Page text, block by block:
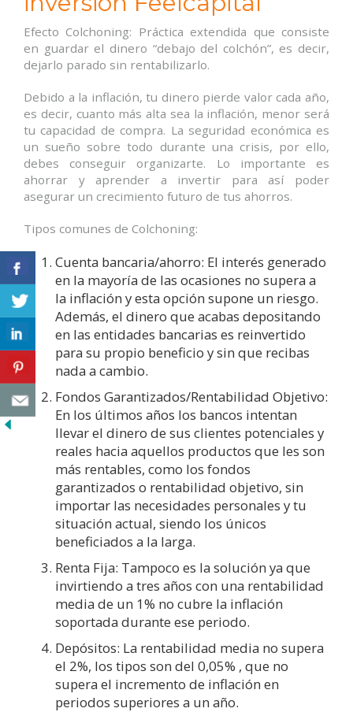
Efecto Colchoning: Práctica extendida que consiste
en guardar el dinero “debajo del colchón”, es decir,
dejarlo parado sin rentabilizarlo.
Debido a la inflación, tu dinero pierde valor cada año,
es decir, cuanto más alta sea la inflación, menor será
tu capacidad de compra. La seguridad económica es
un sueño sobre todo durante una crisis, por ello,
debes conseguir organizarte. Lo importante es
ahorrar y aprender a invertir para así poder
asegurar un crecimiento futuro de tus ahorros.
Tipos comunes de Colchoning:
Cuenta bancaria/ahorro: El interés generado
en la mayoría de las ocasiones no supera a
la inflación y esta opción supone un riesgo.
Además, el dinero que acabas depositando
en las entidades bancarias es reinvertido
para su propio beneficio y sin que recibas
nada a cambio.
Fondos Garantizados/Rentabilidad Objetivo:
En los últimos años los bancos intentan
llevar el dinero de sus clientes potenciales y
reales hacia aquellos productos que les son
más rentables, como los fondos
garantizados o rentabilidad objetivo, sin
importar las necesidades personales y tu
situación actual, siendo los únicos
beneficiados a la larga.
Renta Fija: Tampoco es la solución ya que
invirtiendo a tres años con una rentabilidad
media de un 1% no cubre la inflación
soportada durante ese periodo.
Depósitos: La rentabilidad media no supera
el 2%, los tipos son del 0,05% , que no
supera el incremento de inflación en
periodos superiores a un año.